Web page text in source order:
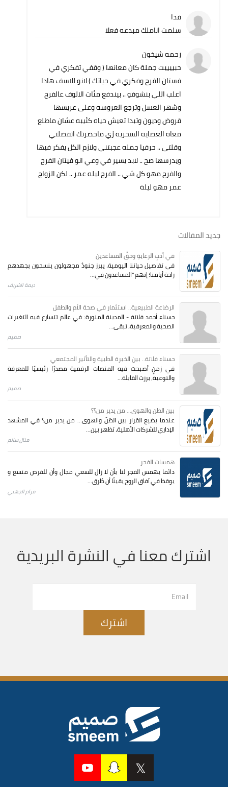
فدا
سلمت اناملك مبدعه فعلا
رحمه شيخون
حبييييت جملة كان معانها ( وقفي تفكري في
فستان الفرح وفكري في حياتك ) لانو للاسف هادا
اعلب اللي بنشوفو .. بيندفع مئات الالوف عالفرح
وشهر العسل وترجع العروسه وعلى عريسها
قروض وديون وتبدا تعيش حياه كئيبه عشان ماطلع
معاه العصايه السحريه زي ماحضرتك اتفضلتي
وقلتي .. حرفيا جمله عجبتني ولازم الكل يفكر فيها
ويدرسها صح .. لابد يسير في وعي انو فيتان الفرح
والفرح مهو كل شي .. الفرح ليله عمر .. لكن الزواج
عمر مهو ليلة
جديد المقالات
في أدبِ الرعايةِ وحقِّ المساعدين
في تفاصيل حياتنا اليومية، يبرز جنودٌ مجهولون ينسجون بجهدهم
راحة أيامنا؛ إنهم "المساعدون في...
ديمة الشريف
الرضاعة الطبيعية.. استثمار في صحة الأم والطفل
حسناء أحمد فلاتة - المدينة المنورة: في عالم تتسارع فيه التغيرات
الصحية والمعرفية، تبقى...
صميم
حسناء فلاتة.. بين الخبرة الطبية والتأثير المجتمعي
في زمنٍ أصبحت فيه المنصات الرقمية مصدرًا رئيسيًا للمعرفة
والتوعية، برزت القابلة...
صميم
بين الظن والهوى... من يدير من؟؟
عندما يضيع القرار بين الظنّ والهوى… من يدير من؟ في المشهد
الإداري للشركات الأهلية، تظهر بين...
منال سالم
همسات الفجر
دائما يهمس الفجر لنا بأن لا زال للسعي مجال وأن للفرص متسع و
يوقظ في آفاق الروح يقينًا أن طُرق...
مرام الجهني
اشترك معنا في النشرة البريدية
اشترك